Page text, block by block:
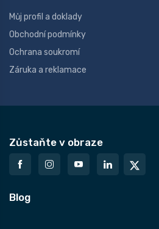
Můj profil a doklady
Obchodní podmínky
Ochrana soukromí
Záruka a reklamace
Zůstaňte v obraze
Blog